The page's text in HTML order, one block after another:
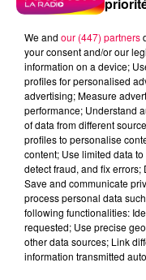
5 août 2026
Des assiettes
excès de plomb
Du plomb a été
céramique vendues
We and our (447) partners
your consent and/or our
information on a device;
profiles for personalised
advertising; Measure
performance; Understand
of data from different
profiles to personalise
content; Use limited data
detect fraud, and fix
Save and communicate
process personal data
following functionalities:
requested; Use precise
other data sources; Link
information transmitted